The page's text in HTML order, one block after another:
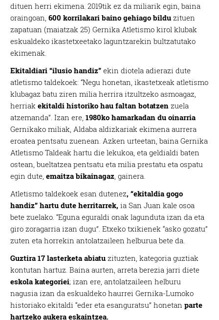
dituen herri ekimena. 2019tik ez da miliarik egin, baina
oraingoan, 600 korrilakari baino gehiago bildu zituen
zapatuan (maiatzak 25) Gernika Atletismo kirol klubak
eskualdeko ikastetxeetako laguntzarekin bultzatutako
ekimenak.
Ekitaldiari “ilusio handiz” ekin diotela adierazi dute
atletismo taldekoek: “Negu honetan, ikastetxeak atletismo
klubagaz batu ziren milia herrira itzultzeko asmoagaz,
herriak ekitaldi historiko hau faltan botatzen zuela
atzemanda”. Izan ere,1980ko hamarkadan du oinarria
Gernikako miliak, Aldaba aldizkariak ekimena aurrera
eroatea pentsatu zuenean. Azken urteetan, baina Gernika
Atletismo Taldeak hartu die lekukoa, eta geldialdi baten
ostean, bueltatzea pentsatu eta milia prestatu eta ospatu
egin dute, emaitza bikainagaz, gainera.
Atletismo taldekoek esan dutenez, “ekitaldia gogo
handiz” hartu dute herritarrek, ia San Juan kale osoa
bete zuelako. “Eguna eguraldi onak lagunduta izan da eta
giro zoragarria izan dugu”. Etxeko txikienek “asko gozatu”
zuten eta horrekin antolatzaileen helburua bete da.
Guztira 17 lasterketa abiatu zituzten, kategoria guztiak
kontutan hartuz. Baina aurten, arreta berezia jarri diete
eskola kategoriei; izan ere, antolatzaileen helburu
nagusia izan da eskualdeko haurrei Gernika-Lumoko
historiako ekitaldi “eder eta esanguratsu” honetanparte
hartzeko aukera eskaintzea.